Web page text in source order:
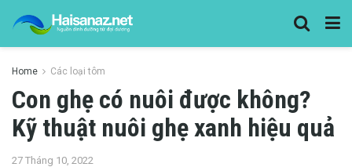
Home Các loại tôm
Con ghẹ có nuôi được không?
Kỹ thuật nuôi ghẹ xanh hiệu quả
27 Tháng 10, 2022